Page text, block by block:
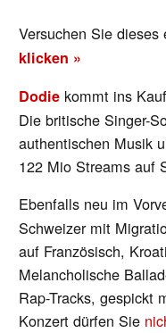
Versuchen Sie
klicken »
Dodie kommt ins
Die britische Singer-
authentischen Musik
122 Mio Streams auf
Ebenfalls neu im
Schweizer mit
auf Französisch,
Melancholische
Rap-Tracks, gespickt
Konzert dürfen Sie